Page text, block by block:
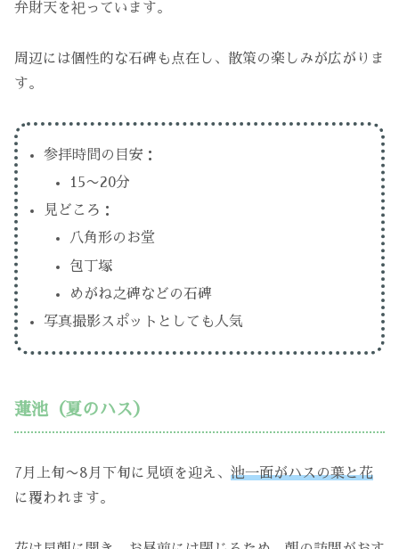
弁財天を祀っています。
周辺には個性的な石碑も点在し、散策の楽しみが広がりま
す。
参拝時間の目安：
15〜20分
見どころ：
八角形のお堂
包丁塚
めがね之碑などの石碑
写真撮影スポットとしても人気
蓮池（夏のハス）
7月上旬〜8月下旬に見頃を迎え、 池一面がハスの葉と花
に覆われます。